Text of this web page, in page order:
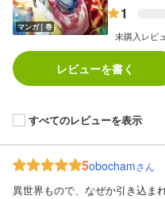
マンガ｜巻
1
未購入レビ
レビューを書く
すべてのレビューを表示
5obochamさん
異世界もので、なぜか引き込ま